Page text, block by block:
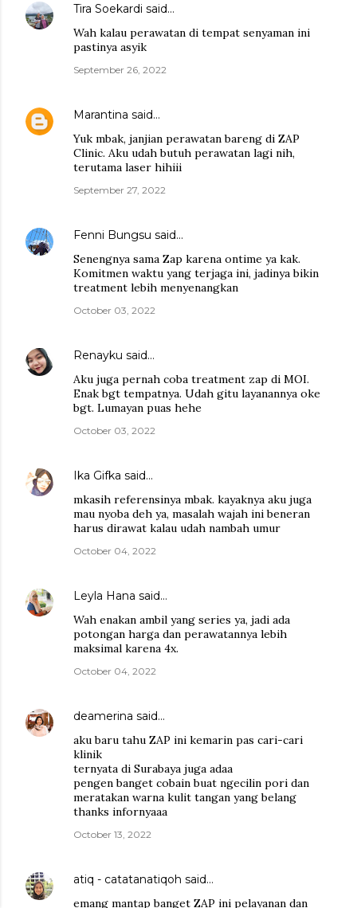
Tira Soekardi said…
Wah kalau perawatan di tempat senyaman ini
pastinya asyik
September 26, 2022
Marantina said…
Yuk mbak, janjian perawatan bareng di ZAP
Clinic. Aku udah butuh perawatan lagi nih,
terutama laser hihiii
September 27, 2022
Fenni Bungsu said…
Senengnya sama Zap karena ontime ya kak.
Komitmen waktu yang terjaga ini, jadinya bikin
treatment lebih menyenangkan
October 03, 2022
Renayku said…
Aku juga pernah coba treatment zap di MOI.
Enak bgt tempatnya. Udah gitu layanannya oke
bgt. Lumayan puas hehe
October 03, 2022
Ika Gifka said…
mkasih referensinya mbak. kayaknya aku juga
mau nyoba deh ya, masalah wajah ini beneran
harus dirawat kalau udah nambah umur
October 04, 2022
Leyla Hana said…
Wah enakan ambil yang series ya, jadi ada
potongan harga dan perawatannya lebih
maksimal karena 4x.
October 04, 2022
deamerina said…
aku baru tahu ZAP ini kemarin pas cari-cari
klinik
ternyata di Surabaya juga adaa
pengen banget cobain buat ngecilin pori dan
meratakan warna kulit tangan yang belang
thanks infornyaaa
October 13, 2022
atiq - catatanatiqoh said…
emang mantap banget ZAP ini pelayanan dan